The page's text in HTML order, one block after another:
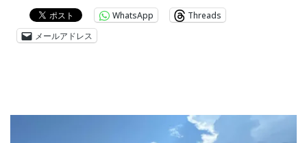
WhatsApp
Threads
メールアドレス